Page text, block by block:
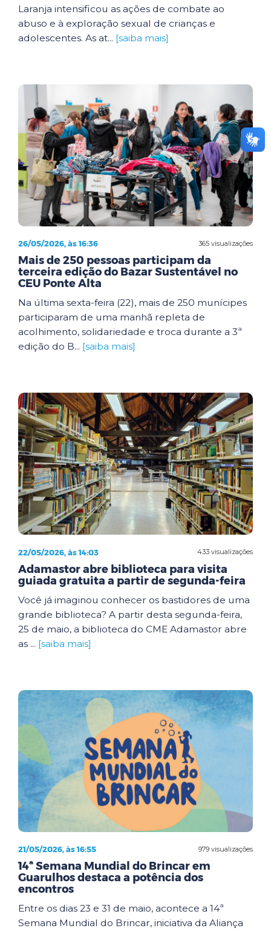
Laranja intensificou as ações de combate ao
abuso e à exploração sexual de crianças e
adolescentes. As at... [saiba mais]
365 visualizações
26/05/2026, às 16:36
Mais de 250 pessoas participam da
terceira edição do Bazar Sustentável no
CEU Ponte Alta
Na última sexta-feira (22), mais de 250 munícipes
participaram de uma manhã repleta de
acolhimento, solidariedade e troca durante a 3ª
edição do B... [saiba mais]
433 visualizações
22/05/2026, às 14:03
Adamastor abre biblioteca para visita
guiada gratuita a partir de segunda-feira
Você já imaginou conhecer os bastidores de uma
grande biblioteca? A partir desta segunda-feira,
25 de maio, a biblioteca do CME Adamastor abre
as ... [saiba mais]
979 visualizações
21/05/2026, às 16:55
14ª Semana Mundial do Brincar em
Guarulhos destaca a potência dos
encontros
Entre os dias 23 e 31 de maio, acontece a 14ª
Semana Mundial do Brincar, iniciativa da Aliança